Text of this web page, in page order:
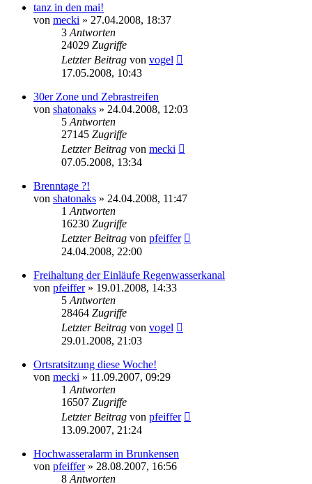
tanz in den mai!
von mecki » 27.04.2008, 18:37
3 Antworten
24029 Zugriffe
Letzter Beitrag von vogel
17.05.2008, 10:43
30er Zone und Zebrastreifen
von shatonaks » 24.04.2008, 12:03
5 Antworten
27145 Zugriffe
Letzter Beitrag von mecki
07.05.2008, 13:34
Brenntage ?!
von shatonaks » 24.04.2008, 11:47
1 Antworten
16230 Zugriffe
Letzter Beitrag von pfeiffer
24.04.2008, 22:00
Freihaltung der Einläufe Regenwasserkanal
von pfeiffer» 19.01.2008, 14:33
5 Antworten
28464 Zugriffe
Letzter Beitrag von vogel
29.01.2008, 21:03
Ortsratsitzung diese Woche!
von mecki » 11.09.2007, 09:29
1 Antworten
16507 Zugriffe
Letzter Beitrag von pfeiffer
13.09.2007, 21:24
Hochwasseralarm in Brunkensen
von pfeiffer» 28.08.2007, 16:56
8 Antworten